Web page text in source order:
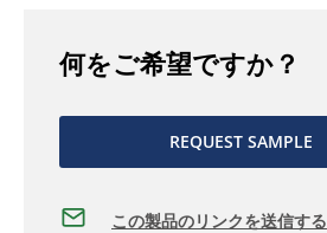
何をご希望ですか？
REQUEST SAMPLE
この製品のリンクを送信する